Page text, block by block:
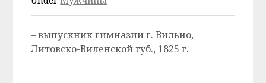
– выпускник гимназии г. Вильно,
Литовско-Виленской губ., 1825 г.